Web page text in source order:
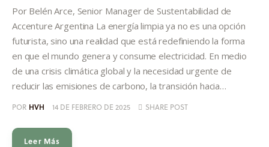
Por Belén Arce, Senior Manager de Sustentabilidad de
Accenture Argentina La energía limpia ya no es una opción
futurista, sino una realidad que está redefiniendo la forma
en que el mundo genera y consume electricidad. En medio
de una crisis climática global y la necesidad urgente de
reducir las emisiones de carbono, la transición hacia…
POR HVH 14 DE FEBRERO DE 2025 SHARE POST
Leer Más